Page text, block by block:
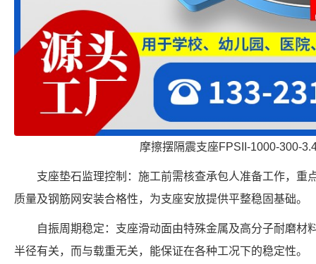
摩擦摆隔震支座FPSII-1000-300-
支座垫石监理控制：施工前需核查承包人准备工作，重
质量及钢筋网安装合格性，为支座安放提供平整稳固基础。
自振周期稳定：支座滑动面由特殊金属及高分子耐磨材
半径有关，而与载重无关，能保证在各种工况下的稳定性。